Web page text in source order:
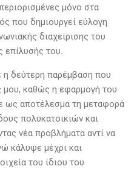
μόνο στα
που δημιουργεί εύλογη
διαχείρισης του
επίλυσής του.
η δεύτερη παρέμβαση που
μου, καθώς η εφαρμογή του
ως αποτέλεσμα τη μεταφορά
πολυκατοικιών και
νέα προβλήματα αντί να
κάλυψε μέχρι και
του ίδιου του